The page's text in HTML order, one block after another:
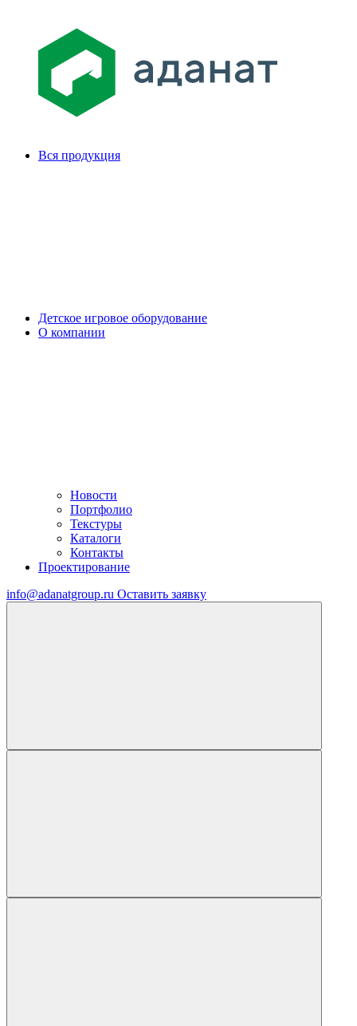
Вся продукция
Детское игровое оборудование
О компании
Новости
Портфолио
Текстуры
Каталоги
Контакты
Проектирование
info@adanatgroup.ru Оставить заявку